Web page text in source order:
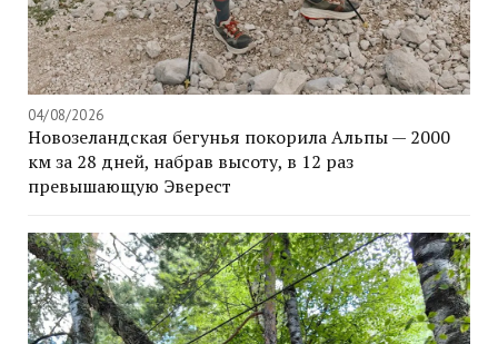
04/08/2026
Новозеландская бегунья покорила Альпы — 2000
км за 28 дней, набрав высоту, в 12 раз
превышающую Эверест